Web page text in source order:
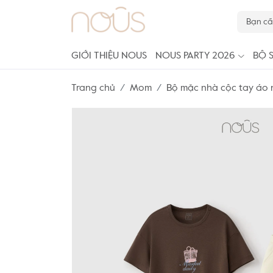
GIỚI THIỆU NOUS NOUS PARTY 2026 BỘ
Trang chủ Mom Bộ mặc nhà cộc tay áo